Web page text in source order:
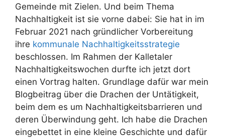
Gemeinde mit Zielen. Und beim Thema
Nachhaltigkeit ist sie vorne dabei: Sie hat in im
Februar 2021 nach gründlicher Vorbereitung
ihre kommunale Nachhaltigkeitsstrategie
beschlossen. Im Rahmen der Kalletaler
Nachhaltigkeitswochen durfte ich jetzt dort
einen Vortrag halten. Grundlage dafür war mein
Blogbeitrag über die Drachen der Untätigkeit,
beim dem es um Nachhaltigkeitsbarrieren und
deren Überwindung geht. Ich habe die Drachen
eingebettet in eine kleine Geschichte und dafür